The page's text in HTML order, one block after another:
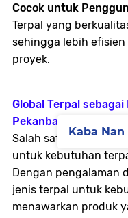
Cocok untuk
Terpal yang
sehingga lebih
proyek.
Global Terpal
Pekanbaru
Salah satu penyedia
untuk kebutuhan
Dengan pengalaman
jenis terpal untuk
menawarkan produk
Kaba Nan